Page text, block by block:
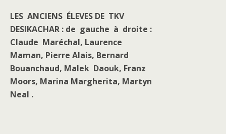
LES ANCIENS ÉLEVES DE TKV
DESIKACHAR : de gauche à droite :
Claude Maréchal, Laurence
Maman, Pierre Alais, Bernard
Bouanchaud, Malek Daouk, Franz
Moors, Marina Margherita, Martyn
Neal .